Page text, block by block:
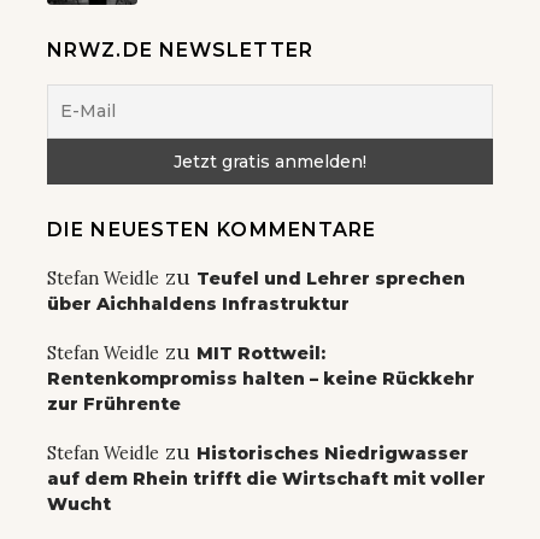
NRWZ.DE NEWSLETTER
DIE NEUESTEN KOMMENTARE
Stefan Weidle zu Teufel und Lehrer sprechen
über Aichhaldens Infrastruktur
Stefan Weidle zu MIT Rottweil:
Rentenkompromiss halten – keine Rückkehr
zur Frührente
Stefan Weidle zu Historisches Niedrigwasser
auf dem Rhein trifft die Wirtschaft mit voller
Wucht